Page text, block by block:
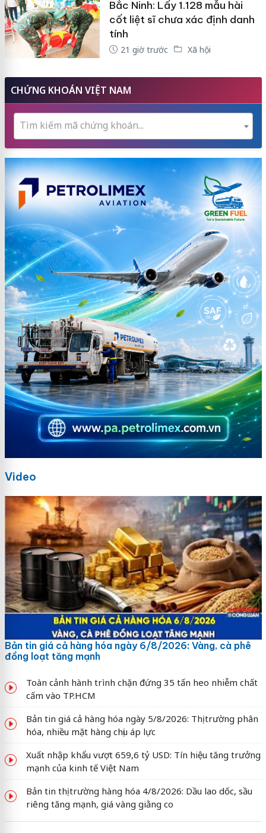
Bắc Ninh: Lấy 1.128 mẫu hài
cốt liệt sĩ chưa xác định danh
tính
21 giờ trước Xã hội
CHỨNG KHOÁN VIỆT NAM
Tìm kiếm mã chứng khoán...
Video
Bản tin giá cả hàng hóa ngày 6/8/2026: Vàng, cà phê
đồng loạt tăng mạnh
Toàn cảnh hành trình chặn đứng 35 tấn heo nhiễm chất
cấm vào TP.HCM
Bản tin giá cả hàng hóa ngày 5/8/2026: Thị trường phân
hóa, nhiều mặt hàng chịu áp lực
Xuất nhập khẩu vượt 659,6 tỷ USD: Tín hiệu tăng trưởng
mạnh của kinh tế Việt Nam
Bản tin thị trường hàng hóa 4/8/2026: Dầu lao dốc, sầu
riêng tăng mạnh, giá vàng giằng co